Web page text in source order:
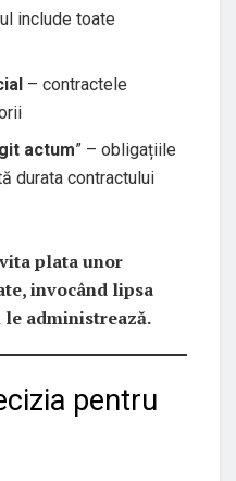
include toate
– contractele
actum” – obligațiile
durata contractului
plata unor
invocând lipsa
administrează.
pentru